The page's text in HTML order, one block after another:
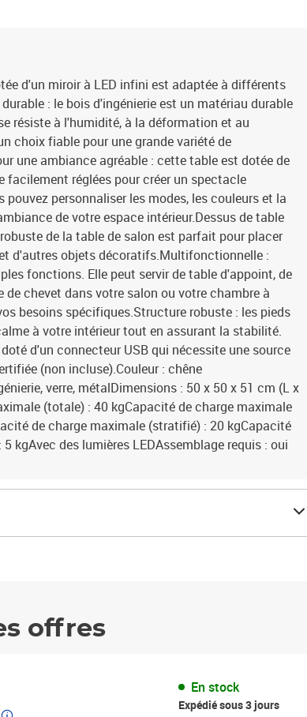
d'un miroir à LED infini est adaptée à différents
: le bois d'ingénierie est un matériau durable
résiste à l'humidité, à la déformation et au
choix fiable pour une grande variété de
une ambiance agréable : cette table est dotée de
facilement réglées pour créer un spectacle
pouvez personnaliser les modes, les couleurs et la
de votre espace intérieur.Dessus de table
de la table de salon est parfait pour placer
d'autres objets décoratifs.Multifonctionnelle :
fonctions. Elle peut servir de table d'appoint, de
chevet dans votre salon ou votre chambre à
besoins spécifiques.Structure robuste : les pieds
à votre intérieur tout en assurant la stabilité.
d'un connecteur USB qui nécessite une source
(non incluse).Couleur : chêne
verre, métalDimensions : 50 x 50 x 51 cm (L x
(totale) : 40 kgCapacité de charge maximale
de charge maximale (stratifié) : 20 kgCapacité
kgAvec des lumières LEDAssemblage requis : oui
offres
En stock
Expédié sous 3 jours